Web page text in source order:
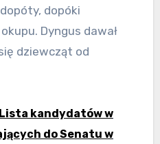
dopóki
Dyngus dawał
dziewcząt od
Lista kandydatów w
do Senatu w